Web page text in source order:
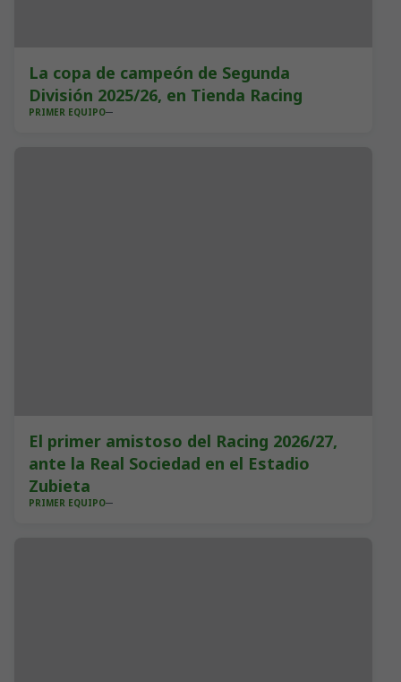
La copa de campeón de Segunda
División 2025/26, en Tienda Racing
PRIMER EQUIPO
El primer amistoso del Racing 2026/27,
ante la Real Sociedad en el Estadio
Zubieta
PRIMER EQUIPO